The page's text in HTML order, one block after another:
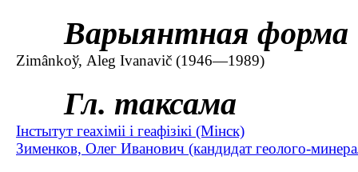
Варыянтная форма
Zіmânkoў, Aleg Іvanavіč (1946—1989)
Гл. таксама
Інстытут геахіміі і геафізікі (Мінск)
Зименков, Олег Иванович (кандидат геолого-